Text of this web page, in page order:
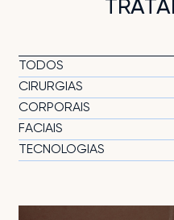
TODOS
CIRURGIAS
CORPORAIS
FACIAIS
TECNOLOGIAS